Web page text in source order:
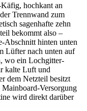
hochkant an
Trennwand zum
sagenhafte zehn
bekommt also –
Abschnitt hinten unten
Lüfter nach unten auf
wo ein Lochgitter-
kalte Luft und
dem Netzteil besitzt
Versorgung
wird direkt darüber